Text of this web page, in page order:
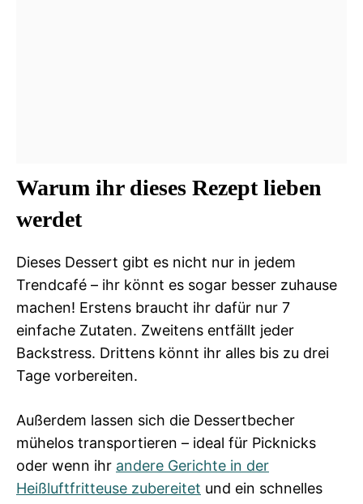
Warum ihr dieses Rezept lieben
werdet
Dieses Dessert gibt es nicht nur in jedem
Trendcafé – ihr könnt es sogar besser zuhause
machen! Erstens braucht ihr dafür nur 7
einfache Zutaten. Zweitens entfällt jeder
Backstress. Drittens könnt ihr alles bis zu drei
Tage vorbereiten.
Außerdem lassen sich die Dessertbecher
mühelos transportieren – ideal für Picknicks
oder wenn ihr andere Gerichte in der
Heißluftfritteuse zubereitet und ein schnelles